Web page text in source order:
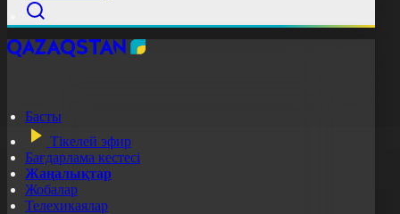
Басты
Тікелей эфир
Бағдарлама кестесі
Жаңалықтар
Жобалар
Телехикаялар